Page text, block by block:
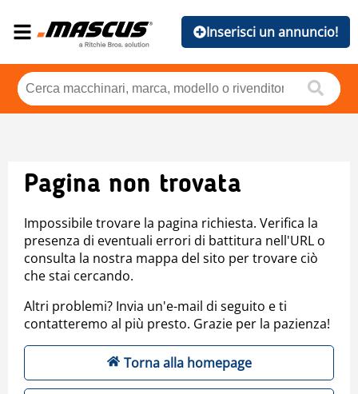
Inserisci un annuncio!
Pagina non trovata
Impossibile trovare la pagina richiesta. Verifica la
presenza di eventuali errori di battitura nell'URL o
consulta la nostra mappa del sito per trovare ciò
che stai cercando.
Altri problemi? Invia un'e-mail di seguito e ti
contatteremo al più presto. Grazie per la pazienza!
Torna alla homepage